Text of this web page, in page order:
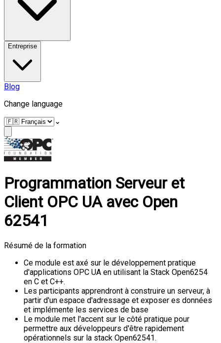
Entreprise
Blog
Change language
⌄
Programmation Serveur et
Client OPC UA avec Open
62541
Résumé de la formation
Ce module est axé sur le développement pratique
d'applications OPC UA en utilisant la Stack Open6254
en C et C++.
Les participants apprendront à construire un serveur, à
partir d'un espace d'adressage et exposer es données
et implémente les services de base
Le module met l'accent sur le côté pratique pour
permettre aux développeurs d'être rapidement
opérationnels sur la stack Open62541.